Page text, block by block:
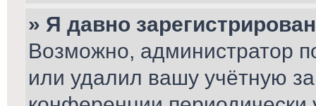
» Я давно
Возможно, администратор
или удалил вашу учётную